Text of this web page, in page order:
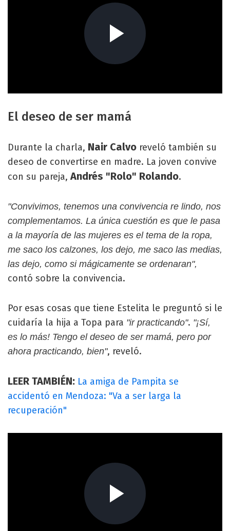
El deseo de ser mamá
Durante la charla, Nair Calvo reveló también su
deseo de convertirse en madre. La joven convive
con su pareja,Andrés "Rolo" Rolando.
"Convivimos, tenemos una convivencia re lindo, nos
complementamos. La única cuestión es que le pasa
a la mayoría de las mujeres es el tema de la ropa,
me saco los calzones, los dejo, me saco las medias,
las dejo, como si mágicamente se ordenaran",
contó sobre la convivencia.
Por esas cosas que tiene Estelita le preguntó si le
cuidaría la hija a Topa para "ir practicando". "¡Sí,
es lo más! Tengo el deseo de ser mamá, pero por
ahora practicando, bien", reveló.
LEER TAMBIÉN: La amiga de Pampita se
accidentó en Mendoza: "Va a ser larga la
recuperación"